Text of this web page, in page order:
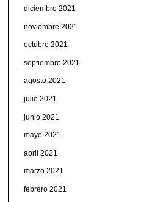
diciembre 2021
noviembre 2021
octubre 2021
septiembre 2021
agosto 2021
julio 2021
junio 2021
mayo 2021
abril 2021
marzo 2021
febrero 2021